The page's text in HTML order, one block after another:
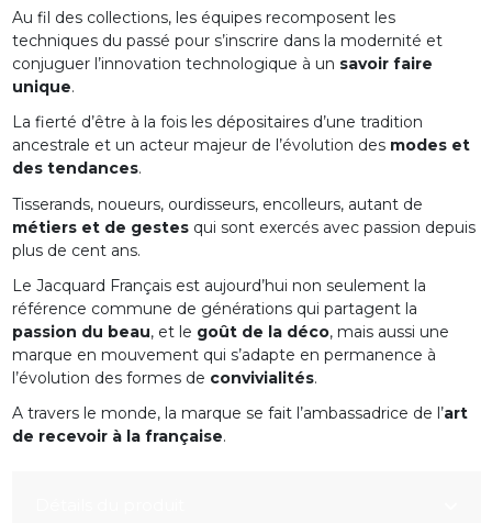
Au fil des collections, les équipes recomposent les
techniques du passé pour s’inscrire dans la modernité et
conjuguer l’innovation technologique à un savoir faire
unique.
La fierté d’être à la fois les dépositaires d’une tradition
ancestrale et un acteur majeur de l’évolution des modes et
des tendances.
Tisserands, noueurs, ourdisseurs, encolleurs, autant de
métiers et de gestesqui sont exercés avec passion depuis
plus de cent ans.
Le Jacquard Français est aujourd’hui non seulement la
référence commune de générations qui partagent la
passion du beau, et le goût de la déco, mais aussi une
marque en mouvement qui s’adapte en permanence à
l’évolution des formes de convivialités.
A travers le monde, la marque se fait l’ambassadrice de l’art
de recevoir à la française.